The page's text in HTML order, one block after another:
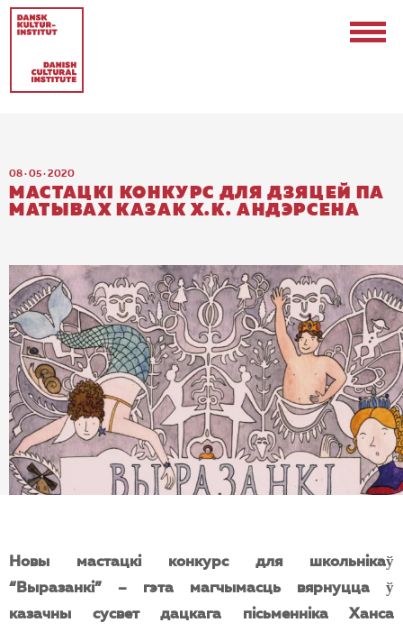
Events & Updates
Logo
Internships
EN
08 · 05 · 2020
МАСТАЦКI КОНКУРС ДЛЯ ДЗЯЦЕЙ ПА
МАТЫВАХ КАЗАК Х.К. АНДЭРСЕНА
Новы мастацкi конкурс для школьнiкаў
“Выразанкi” – гэта магчымасць вярнуцца ў
казачны сусвет дацкага пiсьменнiка Ханса